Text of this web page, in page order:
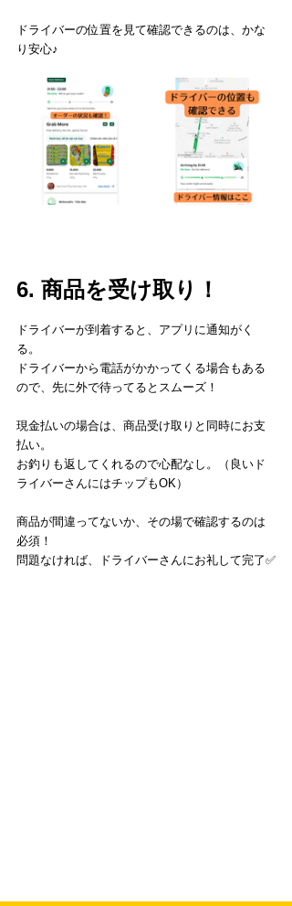
ドライバーの位置を見て確認できるのは、かな
り安心♪
6. 商品を受け取り！
ドライバーが到着すると、アプリに通知がく
る。
ドライバーから電話がかかってくる場合もある
ので、先に外で待ってるとスムーズ！
現金払いの場合は、商品受け取りと同時にお支
払い。
お釣りも返してくれるので心配なし。（良いド
ライバーさんにはチップもOK）
商品が間違ってないか、その場で確認するのは
必須！
問題なければ、ドライバーさんにお礼して完了✅